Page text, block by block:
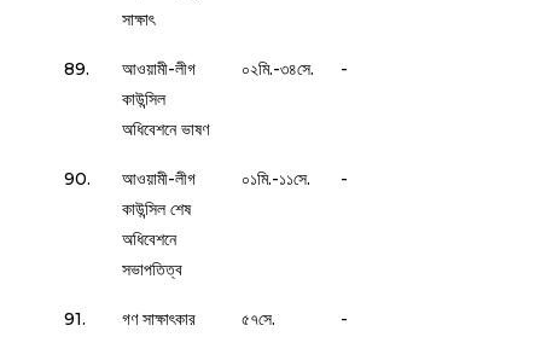
সাক্ষাৎ
89.
আওয়ামী-লীগ
কাউন্সিল
অধিবেশনে ভাষণ
০২মি.-৩৪সে. -
90.
আওয়ামী-লীগ
কাউন্সিল শেষ
অধিবেশনে
সভাপতিত্ব
০১মি.-১১সে. -
91. গণ সাক্ষাৎকার ৫৭সে. -